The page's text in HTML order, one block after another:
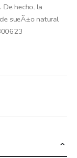
hecho, la
sueÃ±o natural